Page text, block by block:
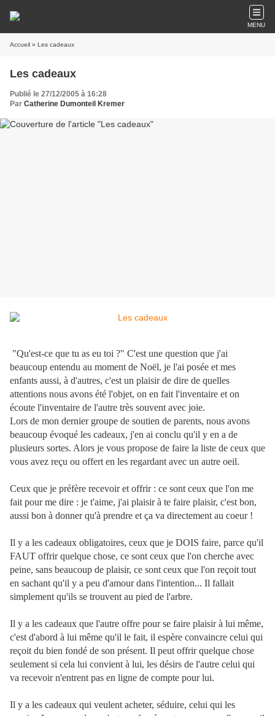
MENU
Accueil » Les cadeaux
Les cadeaux
Publié le 27/12/2005 à 16:28
Par Catherine Dumonteil Kremer
"Qu'est-ce que tu as eu toi ?" C'est une question que j'ai
beaucoup entendu au moment de Noël, je l'ai posée et mes
enfants aussi, à d'autres, c'est un plaisir de dire de quelles
attentions nous avons été l'objet, on en fait l'inventaire et on
écoute l'inventaire de l'autre très souvent avec joie.
Lors de mon dernier groupe de soutien de parents, nous avons
beaucoup évoqué les cadeaux, j'en ai conclu qu'il y en a de
plusieurs sortes. Alors je vous propose de faire la liste de ceux que
vous avez reçu ou offert en les regardant avec un autre oeil.
Ceux que je préfère recevoir et offrir : ce sont ceux que l'on me
fait pour me dire : je t'aime, j'ai plaisir à te faire plaisir, c'est bon,
aussi bon à donner qu'à prendre et ça va directement au coeur !
Il y a les cadeaux obligatoires, ceux que je DOIS faire, parce qu'il
FAUT offrir quelque chose, ce sont ceux que l'on cherche avec
peine, sans beaucoup de plaisir, ce sont ceux que l'on reçoit tout
en sachant qu'il y a peu d'amour dans l'intention... Il fallait
simplement qu'ils se trouvent au pied de l'arbre.
Il y a les cadeaux que l'autre offre pour se faire plaisir à lui même,
c'est d'abord à lui même qu'il le fait, il espère convaincre celui qui
reçoit du bien fondé de son présent. Il peut offrir quelque chose
seulement si cela lui convient à lui, les désirs de l'autre celui qui
va recevoir n'entrent pas en ligne de compte pour lui.
Il y a les cadeaux qui veulent acheter, séduire, celui qui les